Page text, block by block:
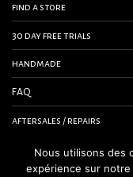
find a store
30 day free trials
handmade
FAQ
aftersales / repairs
contact us
Nous utilisons des
expérience sur